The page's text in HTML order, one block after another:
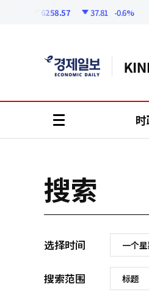
6258.57 37.81 -0.6%
搜索
选择时间 一个
搜索范围 标题